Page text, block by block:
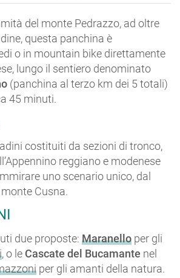
del monte Pedrazzo, ad oltre
questa panchina è
o in mountain bike direttamente
lungo il sentiero denominato
(panchina al terzo km dei 5 totali)
45 minuti.
costituiti da sezioni di tronco,
reggiano e modenese
uno scenario unico, dal
Cusna.
due proposte: Maranello per gli
, o le Cascate del Bucamante nel
per gli amanti della natura.